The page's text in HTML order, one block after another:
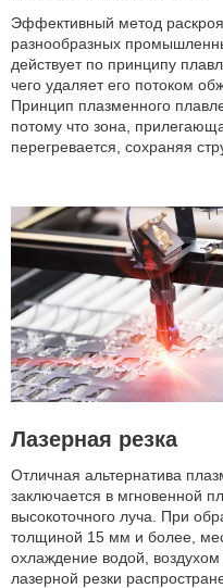
Эффективный метод
разнообразных
действует по принципу
чего удаляет его потоком
Принцип плазменного
потому что зона,
перегревается, сохраняя
Лазерная резка
Отличная альтернатива
заключается в мгновенной
высокоточного луча. При
толщиной 15 мм и более,
охлаждение водой,
лазерной резки